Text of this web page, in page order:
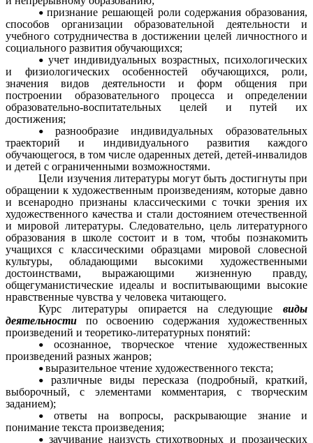
признание решающей роли содержания образования,
способов организации образовательной деятельности и
учебного сотрудничества в достижении целей личностного и
социального развития обучающихся;
учет индивидуальных возрастных, психологических
и физиологических особенностей обучающихся, роли,
значения видов деятельности и форм общения при
построении образовательного процесса и определении
образовательно-воспитательных целей и путей их
достижения;
разнообразие индивидуальных образовательных
траекторий и индивидуального развития каждого
обучающегося, в том числе одаренных детей, детей-инвалидов
и детей с ограниченными возможностями.
Цели изучения литературы могут быть достигнуты при
обращении к художественным произведениям, которые давно
и всенародно признаны классическими с точки зрения их
художественного качества и стали достоянием отечественной
и мировой литературы. Следовательно, цель литературного
образования в школе состоит и в том, чтобы познакомить
учащихся с классическими образцами мировой словесной
культуры, обладающими высокими художественными
достоинствами, выражающими жизненную правду,
общегуманистические идеалы и воспитывающими высокие
нравственные чувства у человека читающего.
Курс литературы опирается на следующие виды
деятельности по освоению содержания художественных
произведений и теоретико-литературных понятий:
осознанное, творческое чтение художественных
произведений разных жанров;
выразительное чтение художественного текста;
различные виды пересказа (подробный, краткий,
выборочный, с элементами комментария, с творческим
заданием);
ответы на вопросы, раскрывающие знание и
понимание текста произведения;
заучивание наизусть стихотворных и прозаических